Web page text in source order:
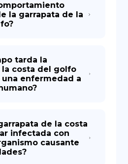
la garrapata de la
tarda la
la costa del golfo
enfermedad a
de la costa
infectada con
causante